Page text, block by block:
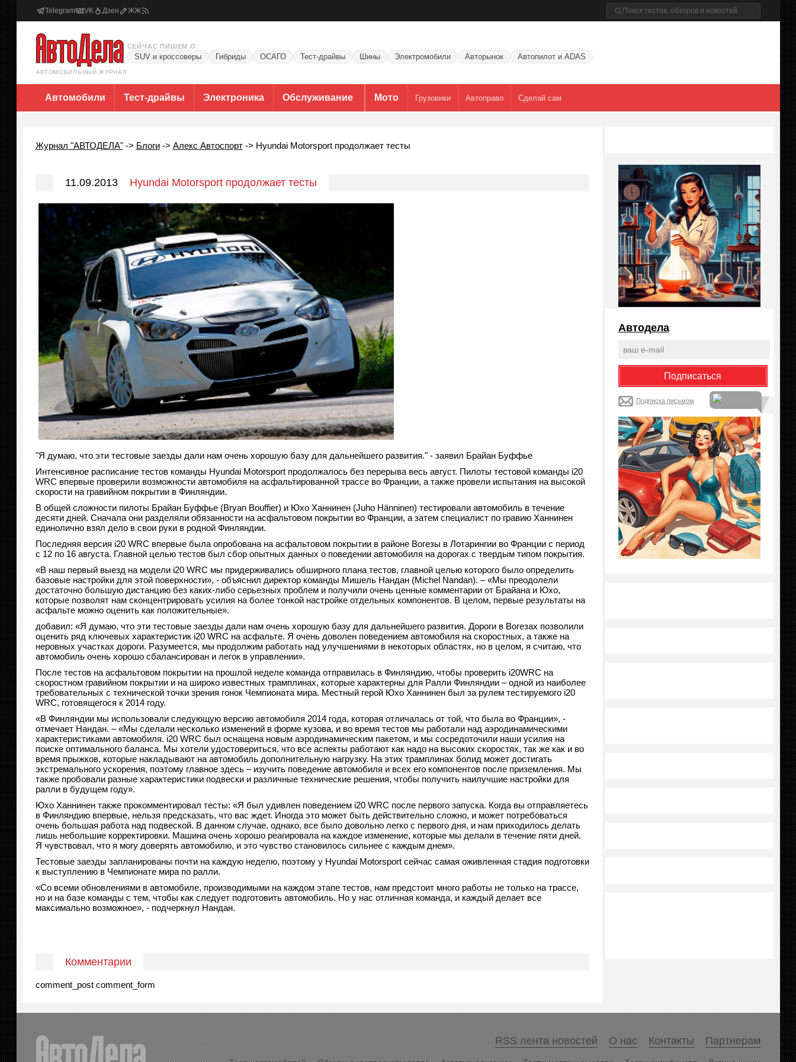
Telegram VK Дзен ЖЖ
АВТОМОБИЛЬНЫЙ ЖУРНАЛ
СЕЙЧАС ПИШЕМ О
SUV и кроссоверы Гибриды ОСАГО Тест-драйвы Шины Электромобили Авторынок Автопилот и ADAS
Автомобили Тест-драйвы Электроника Обслуживание Мото Грузовики Автоправо Сделай сам
Журнал "АВТОДЕЛА"-> Блоги-> Алекс Автоспорт-> Hyundai Motorsport продолжает тесты
11.09.2013 Hyundai Motorsport продолжает тесты
"Я думаю, что эти тестовые заезды дали нам очень хорошую базу для дальнейшего развития." - заявил Брайан Буффье
Интенсивное расписание тестов команды Hyundai Motorsport продолжалось без перерыва весь август. Пилоты тестовой команды i20
WRC впервые проверили возможности автомобиля на асфальтированной трассе во Франции, а также провели испытания на высокой
скорости на гравийном покрытии в Финляндии.
В общей сложности пилоты Брайан Буффье (Bryan Bouffier) и Юхо Ханнинен (Juho Hänninen) тестировали автомобиль в течение
десяти дней. Сначала они разделяли обязанности на асфальтовом покрытии во Франции, а затем специалист по гравию Ханнинен
единолично взял дело в свои руки в родной Финляндии.
Последняя версия i20 WRC впервые была опробована на асфальтовом покрытии в районе Вогезы в Лотарингии во Франции с период
с 12 по 16 августа. Главной целью тестов был сбор опытных данных о поведении автомобиля на дорогах с твердым типом покрытия.
«В наш первый выезд на модели i20 WRC мы придерживались обширного плана тестов, главной целью которого было определить
базовые настройки для этой поверхности», - объяснил директор команды Мишель Нандан (Michel Nandan). – «Мы преодолели
достаточно большую дистанцию без каких-либо серьезных проблем и получили очень ценные комментарии от Брайана и Юхо,
которые позволят нам сконцентрировать усилия на более тонкой настройке отдельных компонентов. В целом, первые результаты на
асфальте можно оценить как положительные».
добавил: «Я думаю, что эти тестовые заезды дали нам очень хорошую базу для дальнейшего развития. Дороги в Вогезах позволили
оценить ряд ключевых характеристик i20 WRC на асфальте. Я очень доволен поведением автомобиля на скоростных, а также на
неровных участках дороги. Разумеется, мы продолжим работать над улучшениями в некоторых областях, но в целом, я считаю, что
автомобиль очень хорошо сбалансирован и легок в управлении».
После тестов на асфальтовом покрытии на прошлой неделе команда отправилась в Финляндию, чтобы проверить i20WRC на
скоростном гравийном покрытии и на широко известных трамплинах, которые характерны для Ралли Финляндии – одной из наиболее
требовательных с технической точки зрения гонок Чемпионата мира. Местный герой Юхо Ханнинен был за рулем тестируемого i20
WRC, готовящегося к 2014 году.
«В Финляндии мы использовали следующую версию автомобиля 2014 года, которая отличалась от той, что была во Франции», -
отмечает Нандан. – «Мы сделали несколько изменений в форме кузова, и во время тестов мы работали над аэродинамическими
характеристиками автомобиля. i20 WRC был оснащена новым аэродинамическим пакетом, и мы сосредоточили наши усилия на
поиске оптимального баланса. Мы хотели удостовериться, что все аспекты работают как надо на высоких скоростях, так же как и во
время прыжков, которые накладывают на автомобиль дополнительную нагрузку. На этих трамплинах болид может достигать
экстремального ускорения, поэтому главное здесь – изучить поведение автомобиля и всех его компонентов после приземления. Мы
также пробовали разные характеристики подвески и различные технические решения, чтобы получить наилучшие настройки для
ралли в будущем году».
Юхо Ханнинен также прокомментировал тесты: «Я был удивлен поведением i20 WRC после первого запуска. Когда вы отправляетесь
в Финляндию впервые, нельзя предсказать, что вас ждет. Иногда это может быть действительно сложно, и может потребоваться
очень большая работа над подвеской. В данном случае, однако, все было довольно легко с первого дня, и нам приходилось делать
лишь небольшие корректировки. Машина очень хорошо реагировала на каждое изменение, которые мы делали в течение пяти дней.
Я чувствовал, что я могу доверять автомобилю, и это чувство становилось сильнее с каждым днем».
Тестовые заезды запланированы почти на каждую неделю, поэтому у Hyundai Motorsport сейчас самая оживленная стадия подготовки
к выступлению в Чемпионате мира по ралли.
«Со всеми обновлениями в автомобиле, производимыми на каждом этапе тестов, нам предстоит много работы не только на трассе,
но и на базе команды с тем, чтобы как следует подготовить автомобиль. Но у нас отличная команда, и каждый делает все
максимально возможное», - подчеркнул Нандан.
Комментарии
comment_post comment_form
Автодела
Подписка письмом
RSS лента новостей О нас Контакты Партнерам